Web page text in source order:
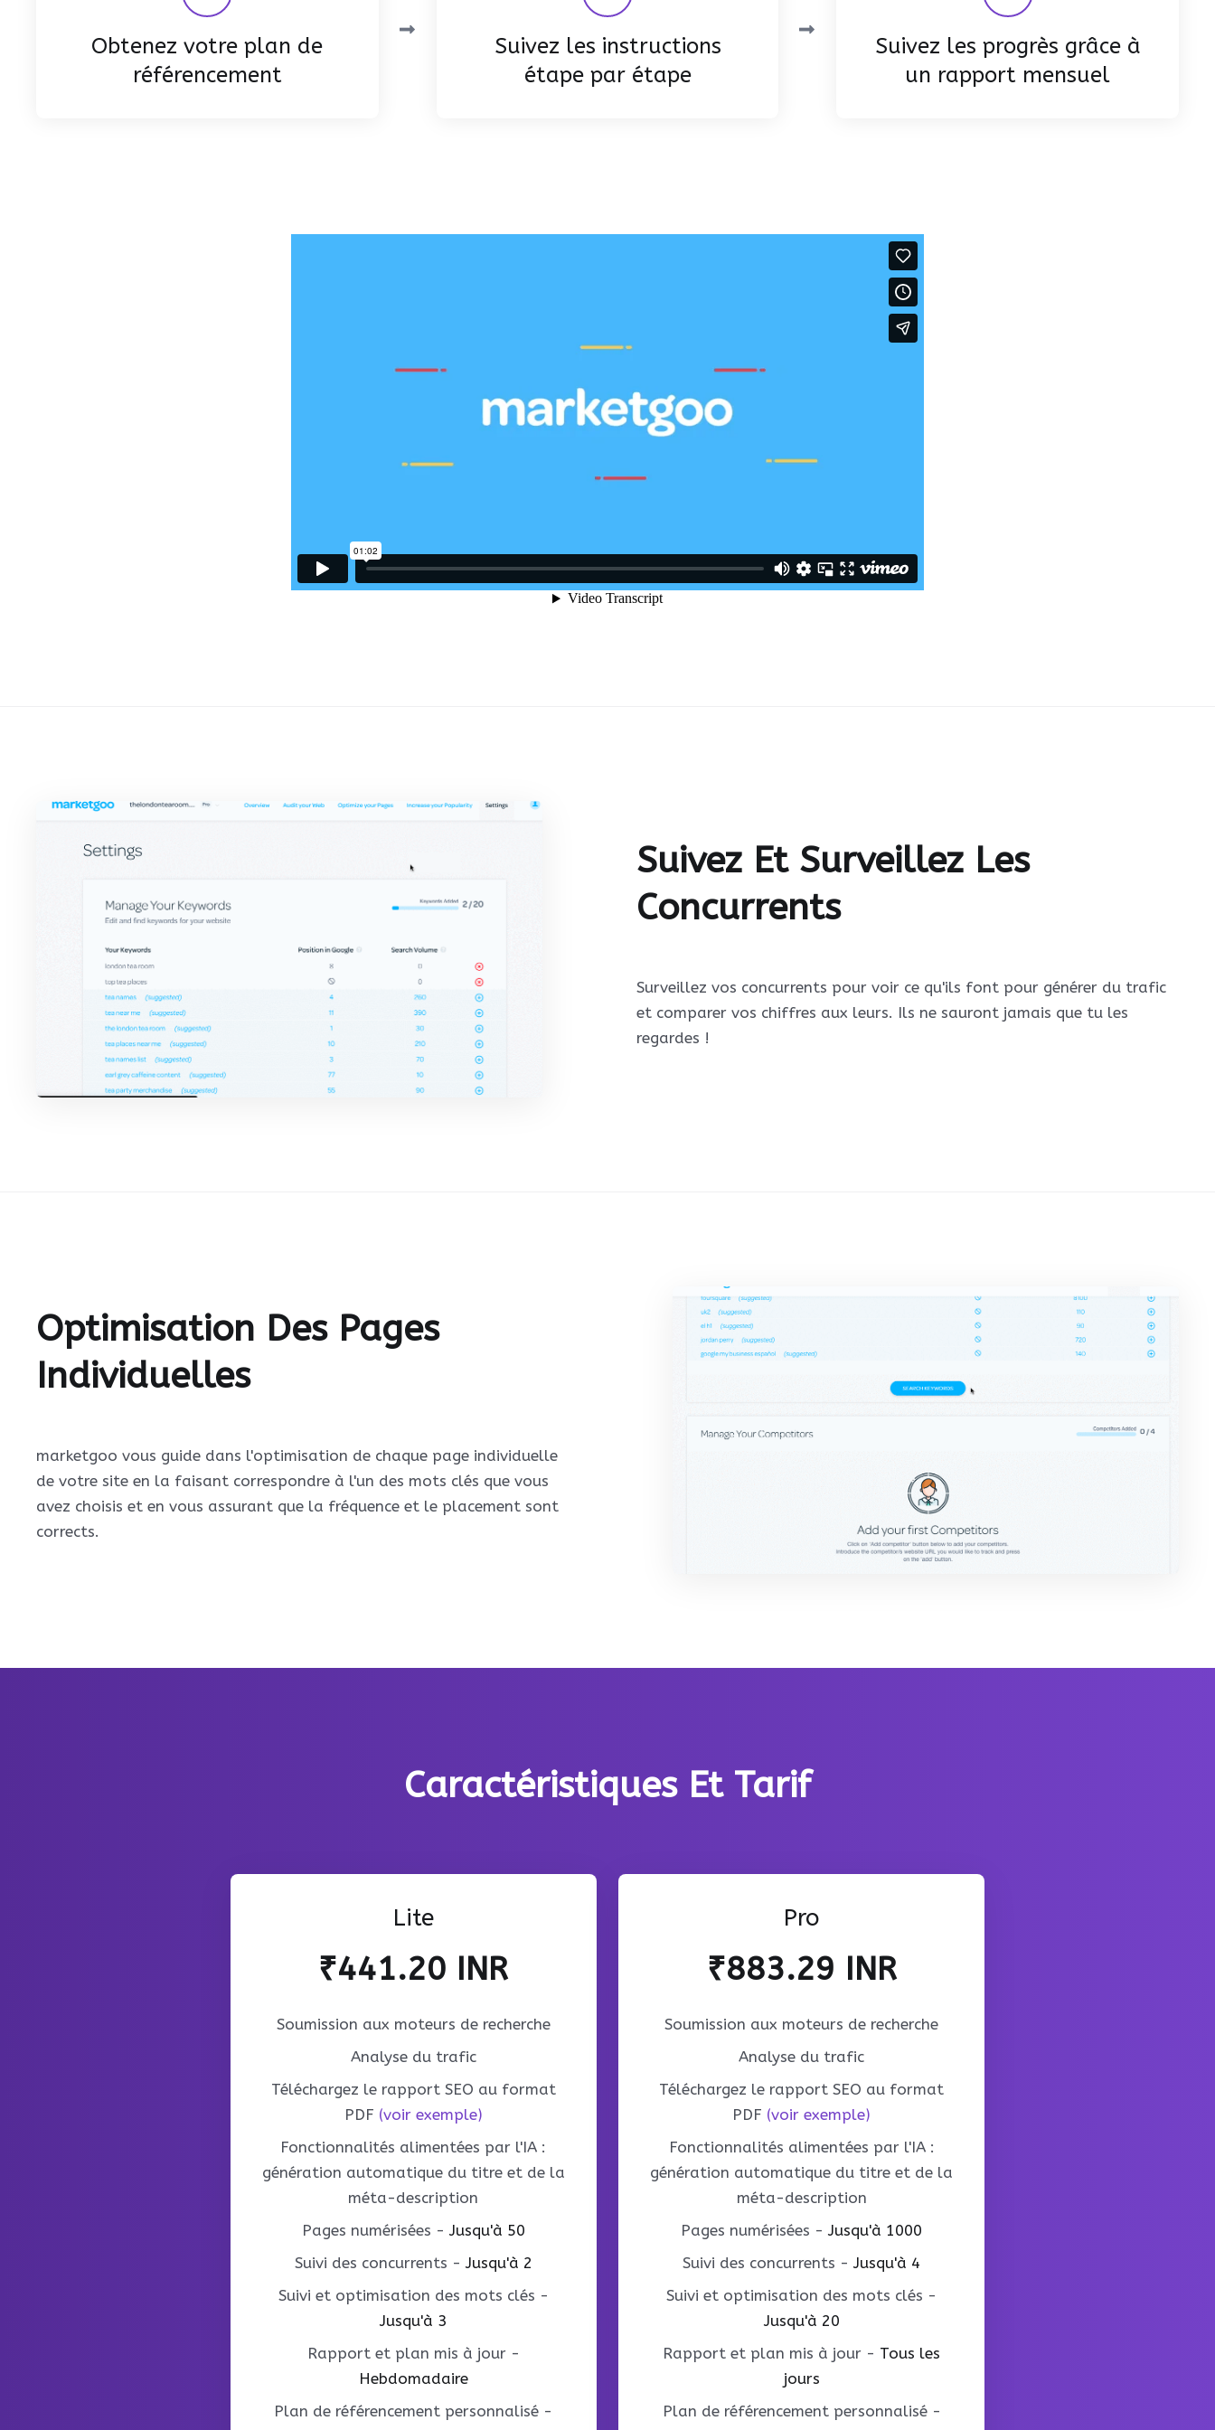
Obtenez votre plan de
référencement
Suivez les instructions
étape par étape
Suivez les progrès grâce à
un rapport mensuel
Suivez Et Surveillez Les
Concurrents
Surveillez vos concurrents pour voir ce qu'ils font pour générer du trafic
et comparer vos chiffres aux leurs. Ils ne sauront jamais que tu les
regardes !
Optimisation Des Pages
Individuelles
marketgoo vous guide dans l'optimisation de chaque page individuelle
de votre site en la faisant correspondre à l'un des mots clés que vous
avez choisis et en vous assurant que la fréquence et le placement sont
corrects.
Caractéristiques Et Tarif
Lite
₹441.20 INR
Soumission aux moteurs de recherche
Analyse du trafic
Téléchargez le rapport SEO au format
PDF (voir exemple)
Fonctionnalités alimentées par l'IA :
génération automatique du titre et de la
méta-description
Pages numérisées - Jusqu'à 50
Suivi des concurrents - Jusqu'à 2
Suivi et optimisation des mots clés -
Jusqu'à 3
Rapport et plan mis à jour-
Hebdomadaire
Plan de référencement personnalisé -
Pro
₹883.29 INR
Soumission aux moteurs de recherche
Analyse du trafic
Téléchargez le rapport SEO au format
PDF (voir exemple)
Fonctionnalités alimentées par l'IA :
génération automatique du titre et de la
méta-description
Pages numérisées -Jusqu'à 1000
Suivi des concurrents -Jusqu'à 4
Suivi et optimisation des mots clés -
Jusqu'à 20
Rapport et plan mis à jour - Tous les
jours
Plan de référencement personnalisé-